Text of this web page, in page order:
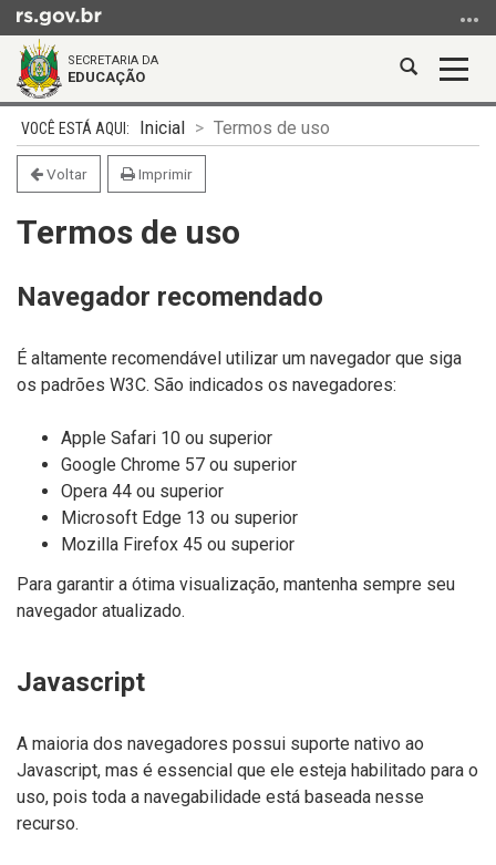
para
conteúdo
para
menu
para
busca
SECRETARIA DA
EDUCAÇÃO
Abrir
Início
do
conteúdo
Inicial Termos de uso
Voltar Imprimir
Termos de uso
Navegador recomendado
É altamente recomendável utilizar um navegador que siga
os padrões W3C. São indicados os navegadores:
Apple Safari 10 ou superior
Google Chrome 57 ou superior
Opera 44 ou superior
Microsoft Edge 13 ou superior
Mozilla Firefox 45 ou superior
Para garantir a ótima visualização, mantenha sempre seu
navegador atualizado.
Javascript
A maioria dos navegadores possui suporte nativo ao
Javascript, mas é essencial que ele esteja habilitado para o
uso, pois toda a navegabilidade está baseada nesse
recurso.